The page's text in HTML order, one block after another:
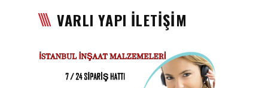
Kesme Taşı
Kazma Satışı – Toptan,
Perakende Satış Firması
VARLI YAPI İLETİŞİM